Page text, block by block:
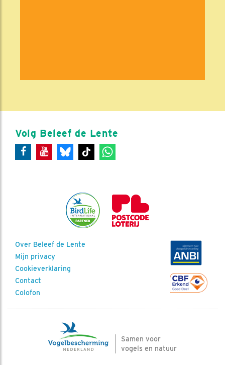
Volg Beleef de Lente
Over Beleef de Lente
Mijn privacy
Cookieverklaring
Contact
Colofon
Samen voor
vogels en natuur